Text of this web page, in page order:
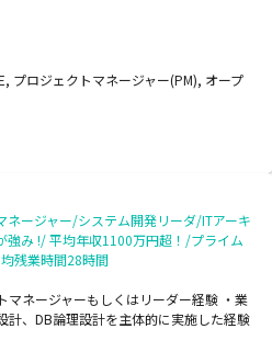
プロジェクトマネージャー(PM), オープ
ネージャー/システム開発リーダ/ITアーキ
強み !/ 平均年収1100万円超！/プライム
残業時間28時間
マネージャーもしくはリーダー経験 ・業
計、DB論理設計を主体的に実施した経験